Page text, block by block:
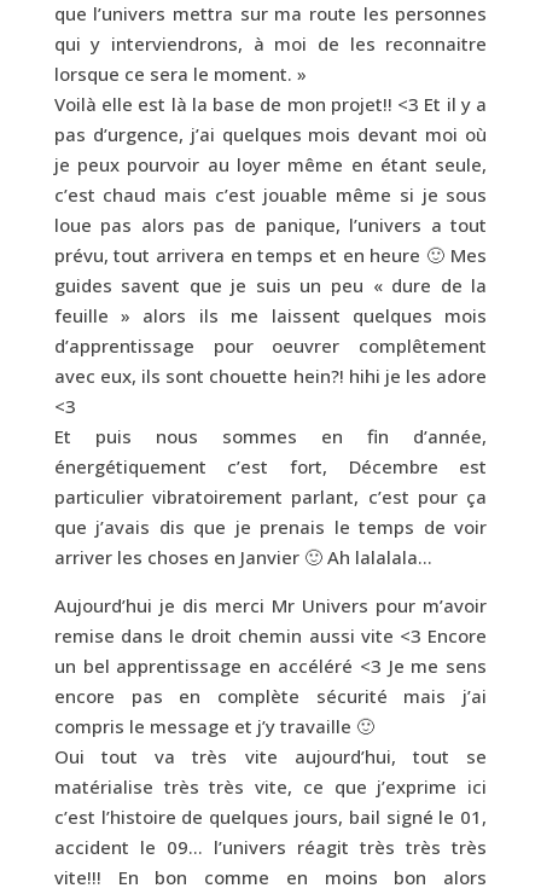
que l’univers mettra sur ma route les personnes
qui y interviendrons, à moi de les reconnaitre
lorsque ce sera le moment. »
Voilà elle est là la base de mon projet!! <3 Et il y a
pas d’urgence, j’ai quelques mois devant moi où
je peux pourvoir au loyer même en étant seule,
c’est chaud mais c’est jouable même si je sous
loue pas alors pas de panique, l’univers a tout
prévu, tout arrivera en temps et en heure 🙂 Mes
guides savent que je suis un peu « dure de la
feuille » alors ils me laissent quelques mois
d’apprentissage pour oeuvrer complêtement
avec eux, ils sont chouette hein?! hihi je les adore
<3
Et puis nous sommes en fin d’année,
énergétiquement c’est fort, Décembre est
particulier vibratoirement parlant, c’est pour ça
que j’avais dis que je prenais le temps de voir
arriver les choses en Janvier 🙂 Ah lalalala…
Aujourd’hui je dis merci Mr Univers pour m’avoir
remise dans le droit chemin aussi vite <3 Encore
un bel apprentissage en accéléré <3 Je me sens
encore pas en complète sécurité mais j’ai
compris le message et j’y travaille 🙂
Oui tout va très vite aujourd’hui, tout se
matérialise très très vite, ce que j’exprime ici
c’est l’histoire de quelques jours, bail signé le 01,
accident le 09… l’univers réagit très très très
vite!!! En bon comme en moins bon alors